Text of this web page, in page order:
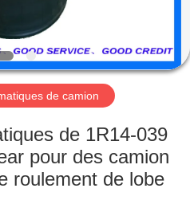
de camion
de 1R14-039
pour des camion
roulement de lobe